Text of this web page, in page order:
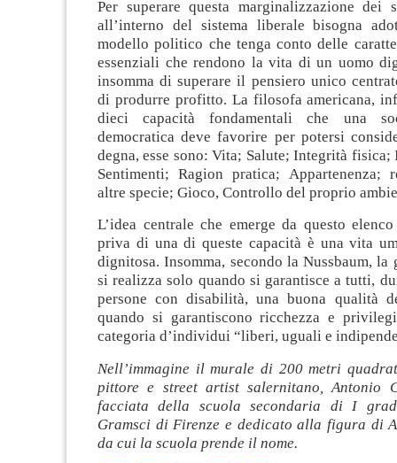
Per superare questa marginalizzazione dei
all’interno del sistema liberale bisogna
modello politico che tenga conto delle
essenziali che rendono la vita di un uomo
insomma di superare il pensiero unico
di produrre profitto. La filosofa americana,
dieci capacità fondamentali che una
democratica deve favorire per potersi
degna, esse sono: Vita; Salute; Integrità fisica;
Sentimenti; Ragion pratica; Appartenenza;
altre specie; Gioco, Controllo del proprio
L’idea centrale che emerge da questo
priva di una di queste capacità è una vita
dignitosa. Insomma, secondo la Nussbaum, la
si realizza solo quando si garantisce a tutti,
persone con disabilità, una buona qualità
quando si garantiscono ricchezza e
categoria d’individui “liberi, uguali e
Nell’immagine il murale di 200 metri
pittore e street artist salernitano, Antonio
facciata della scuola secondaria di I
Gramsci di Firenze e dedicato alla figura di
da cui la scuola prende il nome.